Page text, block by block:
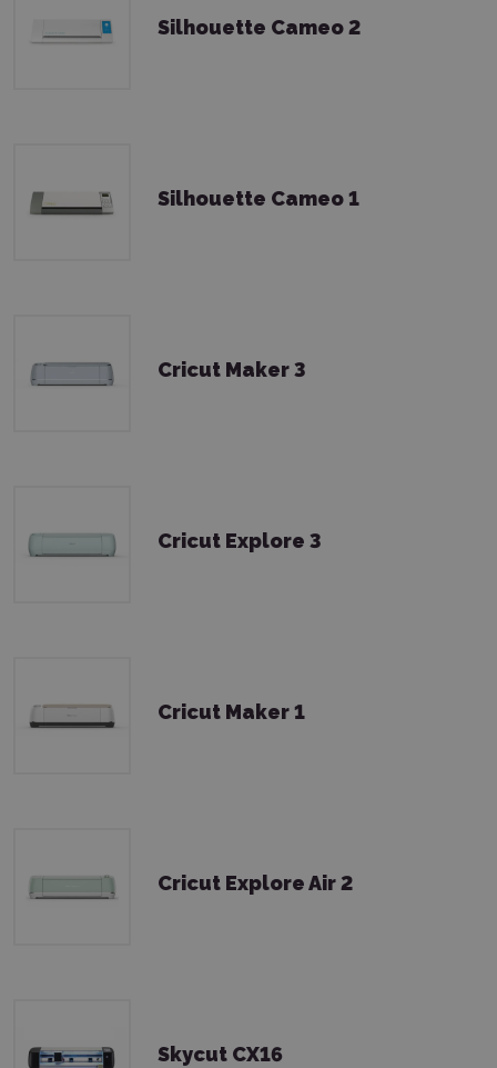
Silhouette Cameo 2
Silhouette Cameo 1
Cricut Maker 3
Cricut Explore 3
Cricut Maker 1
Cricut Explore Air 2
Skycut CX16